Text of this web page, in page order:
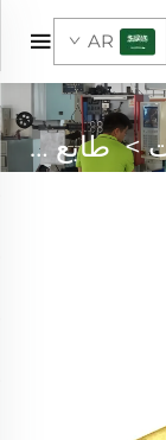
AR
>طابع معدني